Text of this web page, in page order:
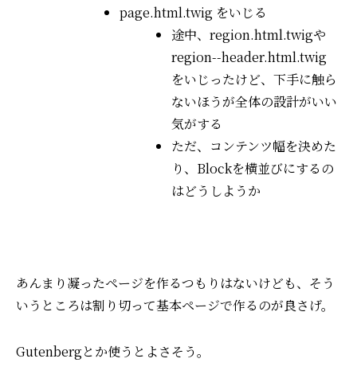
page.html.twig をいじる
途中、region.html.twigや
region--header.html.twig
をいじったけど、下手に触ら
ないほうが全体の設計がいい
気がする
ただ、コンテンツ幅を決めた
り、Blockを横並びにするの
はどうしようか
あんまり凝ったページを作るつもりはないけども、そう
いうところは割り切って基本ページで作るのが良さげ。
Gutenbergとか使うとよさそう。